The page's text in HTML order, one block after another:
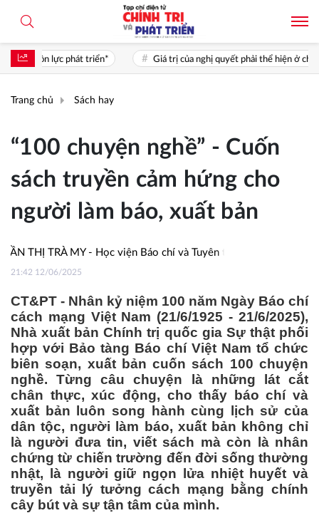
Giá trị của nghị quyết phải thể hiện ở chất lượng sống, cơ hội phát triển, sự
Trang chủ Sách hay
“100 chuyện nghề” - Cuốn
sách truyền cảm hứng cho
người làm báo, xuất bản
TRÀ MY - Học viện Báo chí và Tuyên truyền
21:42 12/06/2025
CT&PT - Nhân kỷ niệm 100 năm Ngày Báo chí
cách mạng Việt Nam (21/6/1925 - 21/6/2025),
Nhà xuất bản Chính trị quốc gia Sự thật phối
hợp với Bảo tàng Báo chí Việt Nam tổ chức
biên soạn, xuất bản cuốn sách 100 chuyện
nghề. Từng câu chuyện là những lát cắt
chân thực, xúc động, cho thấy báo chí và
xuất bản luôn song hành cùng lịch sử của
dân tộc, người làm báo, xuất bản không chỉ
là người đưa tin, viết sách mà còn là nhân
chứng từ chiến trường đến đời sống thường
nhật, là người giữ ngọn lửa nhiệt huyết và
truyền tải lý tưởng cách mạng bằng chính
cây bút và sự tận tâm của mình.